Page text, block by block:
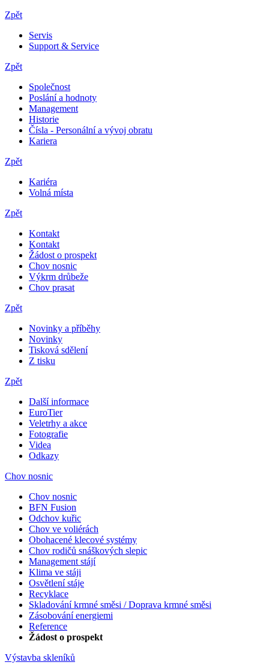
Zpět
Servis
Support & Service
Zpět
Společnost
Poslání a hodnoty
Management
Historie
Čísla - Personální a vývoj obratu
Kariera
Zpět
Kariéra
Volná místa
Zpět
Kontakt
Kontakt
Žádost o prospekt
Chov nosnic
Výkrm drůbeže
Chov prasat
Zpět
Novinky a příběhy
Novinky
Tisková sdělení
Z tisku
Zpět
Další informace
EuroTier
Veletrhy a akce
Fotografie
Videa
Odkazy
Chov nosnic
Chov nosnic
BFN Fusion
Odchov kuřic
Chov ve voliérách
Obohacené klecové systémy
Chov rodičů snáškových slepic
Management stájí
Klima ve stáji
Osvětlení stáje
Recyklace
Skladování krmné směsi / Doprava krmné směsi
Zásobování energiemi
Reference
Žádost o prospekt
Výstavba skleníků